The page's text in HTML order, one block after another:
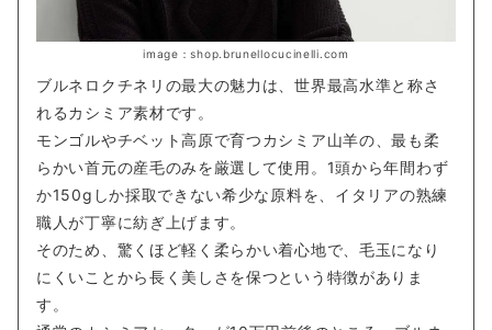
image：shop.brunellocucinelli.com
ブルネロクチネリの最大の魅力は、世界最高水準と称さ
れるカシミア素材です。
モンゴルやチベット高原で育つカシミア山羊の、最も柔
らかい首元の産毛のみを厳選して使用。1頭から年間わず
か150gしか採取できない希少な原料を、イタリアの熟練
職人が丁寧に紡ぎ上げます。
そのため、驚くほど軽く柔らかい着心地で、毛玉になり
にくいことから長く美しさを保つという特徴がありま
す。